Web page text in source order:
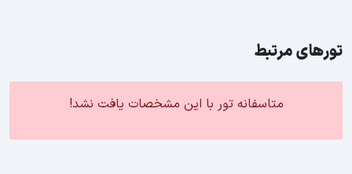
تورهای مرتبط
متاسفانه تور با این مشخصات یافت نشد!